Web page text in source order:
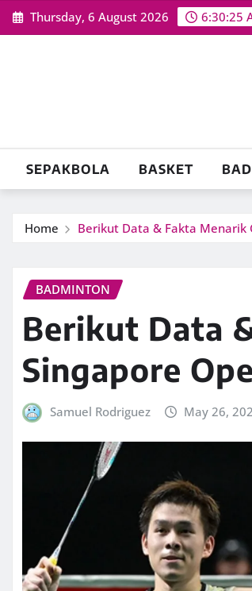
Skip
to
Thursday, 6 August 2026 6:30:26
SEPAKBOLA BASKET
Home Berikut Data & Fakta Menarik
BADMINTON
Berikut Data
Singapore
Samuel Rodriguez May 26,